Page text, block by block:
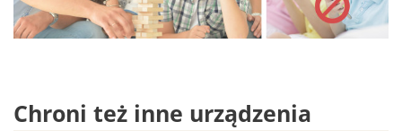
Chroni też inne urządzenia